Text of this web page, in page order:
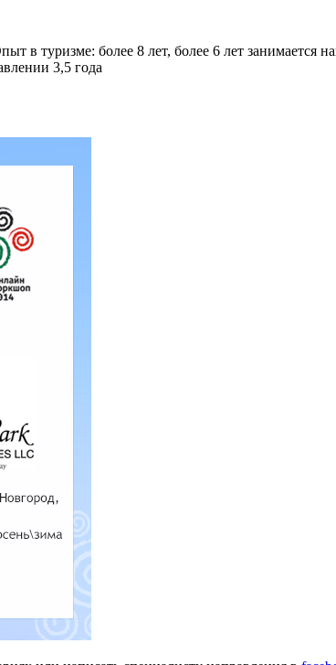
в туризме: более 8 лет, более 6 лет занимается
3,5 года